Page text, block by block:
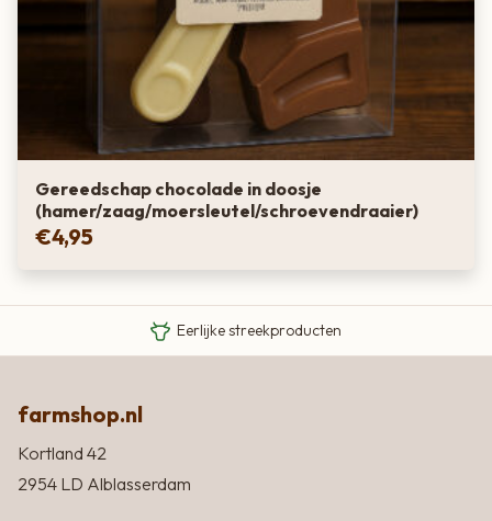
Gereedschap chocolade in doosje
(hamer/zaag/moersleutel/schroevendraaier)
€4,95
Eigen Limousin runderen
Eerlijke streekproducten
farmshop.nl
Kortland 42
2954 LD Alblasserdam